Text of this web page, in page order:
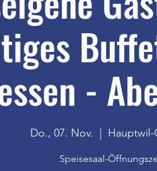
-
Do., 07. Nov.
  |
Hauptwil-
Speisesaal-